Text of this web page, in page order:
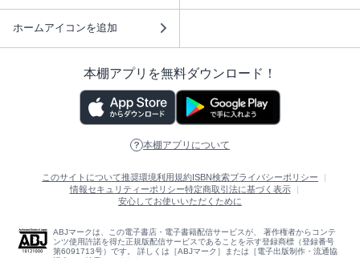
ホームアイコンを追加
本棚アプリを無料ダウンロード！
本棚アプリについて
このサイトについて推奨環境利用規約ISBN検索プライバシーポリシー
情報セキュリティーポリシー特定商取引法に基づく表示
安心してお使いいただくために
ABJマークは、この電子書店・電子書籍配信サービスが、 著作権者からコンテ
ンツ使用許諾を得た正規版配信サービスであることを示す登録商標（登録番号
第6091713号）です。 詳しくは［ABJマーク］または［電子出版制作・流通協